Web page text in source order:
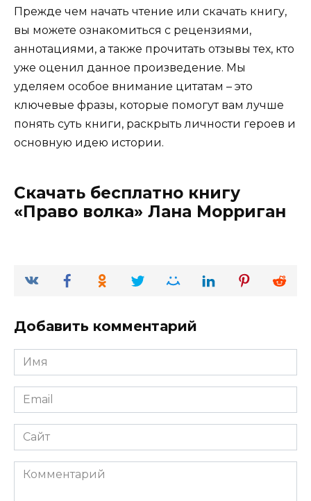
Прежде чем начать чтение или скачать книгу,
вы можете ознакомиться с рецензиями,
аннотациями, а также прочитать отзывы тех, кто
уже оценил данное произведение. Мы
уделяем особое внимание цитатам – это
ключевые фразы, которые помогут вам лучше
понять суть книги, раскрыть личности героев и
основную идею истории.
Скачать бесплатно книгу
«Право волка» Лана Морриган
Добавить комментарий
Имя
*
Email
*
Сайт
Комментарий